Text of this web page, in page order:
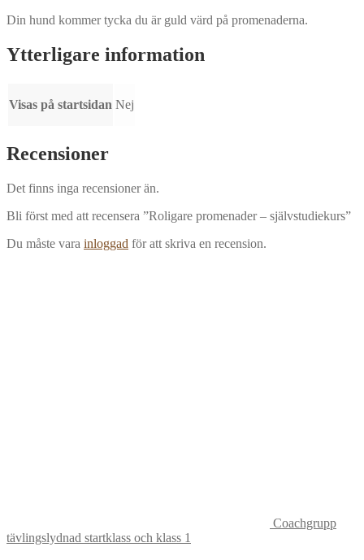
Din hund kommer tycka du är guld värd på promenaderna.
Ytterligare information
Visas på startsidan Nej
Recensioner
Det finns inga recensioner än.
Bli först med att recensera ”Roligare promenader – självstudiekurs”
Du måste vara inloggad för att skriva en recension.
Coachgrupp
tävlingslydnad startklass och klass 1